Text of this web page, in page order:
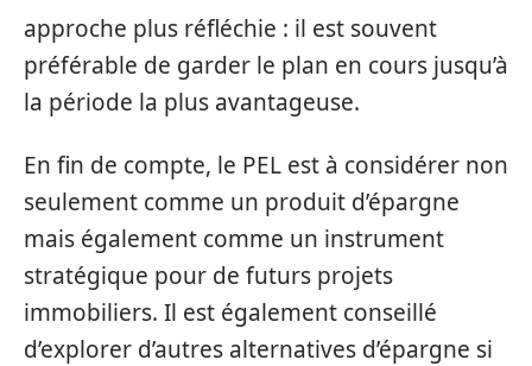
approche plus réfléchie : il est souvent
préférable de garder le plan en cours jusqu’à
la période la plus avantageuse.
En fin de compte, le PEL est à considérer non
seulement comme un produit d’épargne
mais également comme un instrument
stratégique pour de futurs projets
immobiliers. Il est également conseillé
d’explorer d’autres alternatives d’épargne si